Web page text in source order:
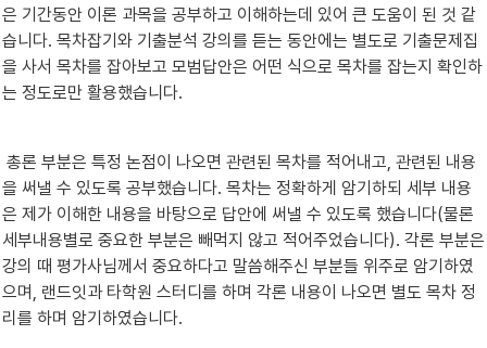
은 기간동안 이론 과목을 공부하고 이해하는데 있어 큰 도움이 된 것 같
습니다. 목차잡기와 기출분석 강의를 듣는 동안에는 별도로 기출문제집
을 사서 목차를 잡아보고 모범답안은 어떤 식으로 목차를 잡는지 확인하
는 정도로만 활용했습니다.
을 써낼 수 있도록 공부했습니다. 목차는 정확하게 암기하되 세부 내용
은 제가 이해한 내용을 바탕으로 답안에 써낼 수 있도록 했습니다(물론
세부내용별로 중요한 부분은 빼먹지 않고 적어주었습니다). 각론 부분은
강의 때 평가사님께서 중요하다고 말씀해주신 부분들 위주로 암기하였
으며, 랜드잇과 타학원 스터디를 하며 각론 내용이 나오면 별도 목차 정
리를 하며 암기하였습니다.